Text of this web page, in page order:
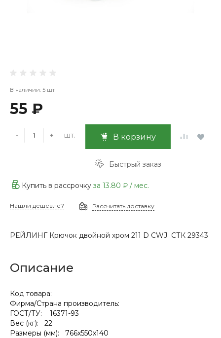
В наличии: 5 шт
55 ₽
- + шт. В корзину
Быстрый заказ
Купить в рассрочку за 13.80 ₽ / мес.
Нашли дешевле? Рассчитать доставку
РЕЙЛИНГ Крючок двойной хром 211 D CWJ СТК 29343
Описание
Код товара:
Фирма/Страна производитель:
ГОСТ/ТУ: 16371-93
Вес (кг): 22
Размеры (мм): 766х550х140